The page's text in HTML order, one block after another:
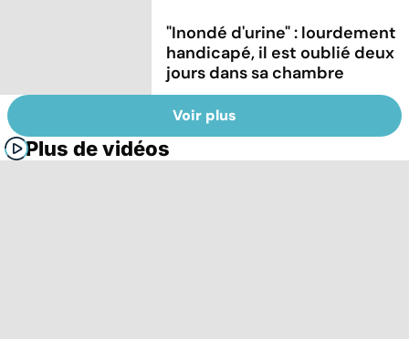
"Inondé d'urine" : lourdement
handicapé, il est oublié deux
jours dans sa chambre
Voir plus
Plus de vidéos